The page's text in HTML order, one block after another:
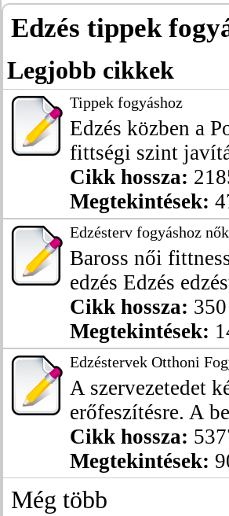
Edzés tippek
Legjobb cikkek
Tippek fogyáshoz
Edzés közben a
fittségi szint
Cikk hossza:
Megtekintések:
Edzésterv fogyáshoz
Baross női
edzés Edzés
Cikk hossza:
Megtekintések:
Edzéstervek Otthoni
A szervezetedet
erőfeszítésre. A
Cikk hossza:
Megtekintések:
Még több